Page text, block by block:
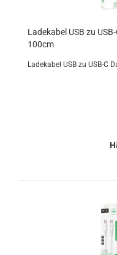
La­de­ka­bel USB zu
100cm
La­de­ka­bel USB zu USB-C